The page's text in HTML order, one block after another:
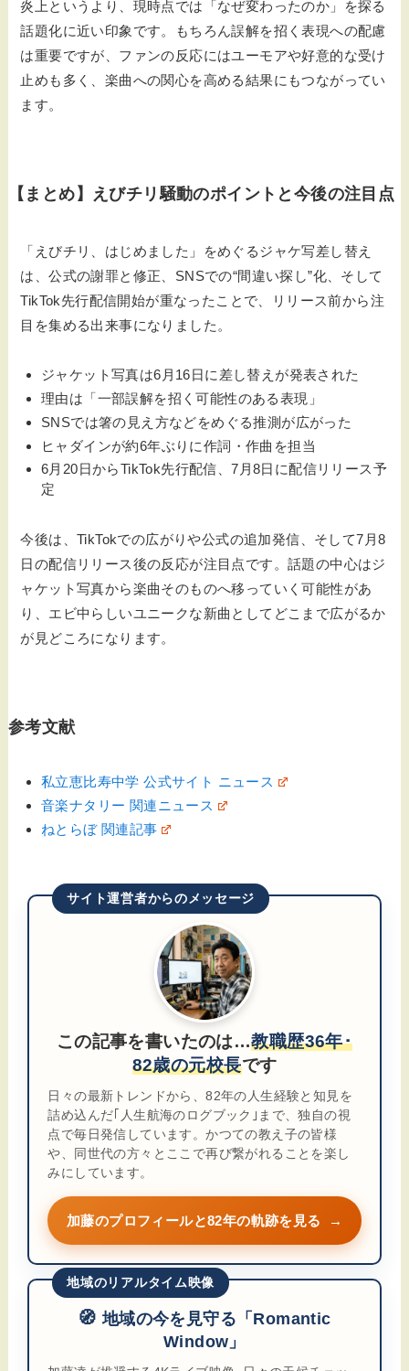
炎上というより、現時点では「なぜ変わったのか」を探る
話題化に近い印象です。もちろん誤解を招く表現への配慮
は重要ですが、ファンの反応にはユーモアや好意的な受け
止めも多く、楽曲への関心を高める結果にもつながってい
ます。
【まとめ】えびチリ騒動のポイントと今後の注目点
「えびチリ、はじめました」をめぐるジャケ写差し替え
は、公式の謝罪と修正、SNSでの“間違い探し”化、そして
TikTok先行配信開始が重なったことで、リリース前から注
目を集める出来事になりました。
ジャケット写真は6月16日に差し替えが発表された
理由は「一部誤解を招く可能性のある表現」
SNSでは箸の見え方などをめぐる推測が広がった
ヒャダインが約6年ぶりに作詞・作曲を担当
6月20日からTikTok先行配信、7月8日に配信リリース予
定
今後は、TikTokでの広がりや公式の追加発信、そして7月8
日の配信リリース後の反応が注目点です。話題の中心はジ
ャケット写真から楽曲そのものへ移っていく可能性があ
り、エビ中らしいユニークな新曲としてどこまで広がるか
が見どころになります。
参考文献
私立恵比寿中学 公式サイト ニュース
音楽ナタリー 関連ニュース
ねとらぼ 関連記事
サイト運営者からのメッセージ
この記事を書いたのは…教職歴36年･
82歳の元校長です
日々の最新トレンドから、82年の人生経験と知見を
詰め込んだ｢人生航海のログブック｣まで、独自の視
点で毎日発信しています。かつての教え子の皆様
や、同世代の方々とここで再び繋がれることを楽し
みにしています。
加藤のプロフィールと82年の軌跡を見る →
地域のリアルタイム映像
🧭 地域の今を見守る「Romantic
Window」